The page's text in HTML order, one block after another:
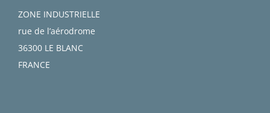
ZONE INDUSTRIELLE
rue de l’aérodrome
36300 LE BLANC
FRANCE